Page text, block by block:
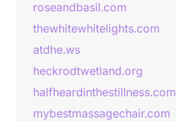
roseandbasil.com
thewhitewhitelights.com
atdhe.ws
heckrodtwetland.org
halfheardinthestillness.com
mybestmassagechair.com